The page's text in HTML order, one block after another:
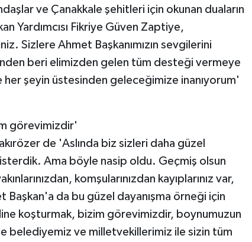
ve Çanakkale şehitleri için okunan duaların
Yardımcısı Fikriye Güven Zaptiye,
Sizlere Ahmet Başkanımızın sevgilerini
beri elimizden gelen tüm desteği vermeye
her şeyin üstesinden geleceğimize inanıyorum'
görevimizdir'
de 'Aslında biz sizleri daha güzel
Ama böyle nasip oldu. Geçmiş olsun
komşularınızdan kayıplarınız var,
Başkan'a da bu güzel dayanışma örneği için
koşturmak, bizim görevimizdir, boynumuzun
belediyemiz ve milletvekillerimiz ile sizin tüm